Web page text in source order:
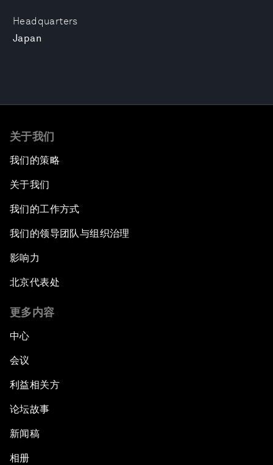
Headquarters
Japan
关于我们
我们的策略
关于我们
我们的工作方式
我们的领导团队与组织治理
影响力
北京代表处
更多内容
中心
会议
利益相关方
论坛故事
新闻稿
相册